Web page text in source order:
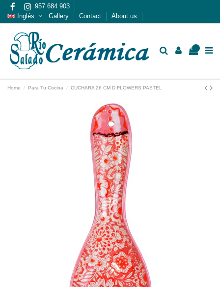
957 684 903
Inglés
Gallery Contact About us
Home Para Tu Cocina CUCHARA 26 CM D FLOWERS PASTEL